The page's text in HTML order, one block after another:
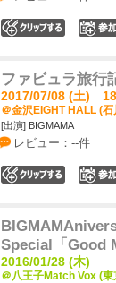
ファビュラ旅行
2017/07/08 (土)
＠金沢EIGHT HALL (石
[出演] BIGMAMA
レビュー：--件
Special「Good
2016/01/28 (木)
＠八王子Match Vox (東